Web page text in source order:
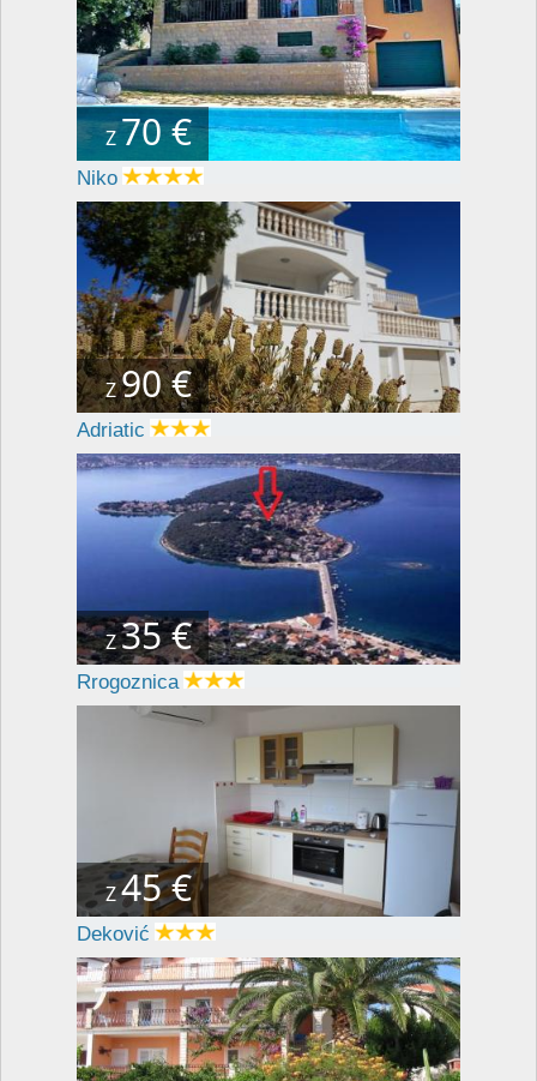
Z70 €
Niko
Z90 €
Adriatic
Z35 €
Rrogoznica
Z45 €
Deković